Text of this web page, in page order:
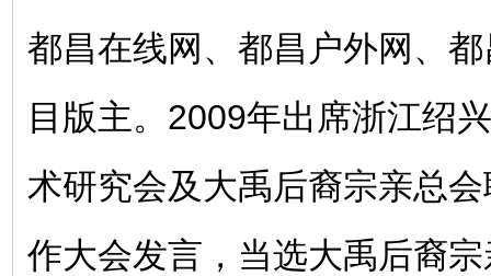
都昌在线网、都昌户外网、
目版主。2009年出席浙江绍
术研究会及大禹后裔宗亲总
作大会发言，当选大禹后裔